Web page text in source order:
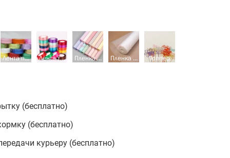
Лента п... Лента т... Пленка ... Пленка ... Топпер
(бесплатно)
(бесплатно)
курьеру (бесплатно)